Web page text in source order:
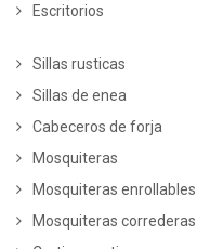
Escritorios
Sillas rusticas
Sillas de enea
Cabeceros de forja
Mosquiteras
Mosquiteras enrollables
Mosquiteras correderas